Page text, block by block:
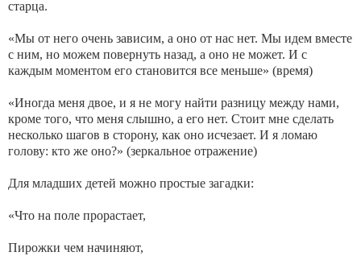
старца.
«Мы от него очень зависим, а оно от нас нет. Мы идем вместе
с ним, но можем повернуть назад, а оно не может. И с
каждым моментом его становится все меньше» (время)
«Иногда меня двое, и я не могу найти разницу между нами,
кроме того, что меня слышно, а его нет. Стоит мне сделать
несколько шагов в сторону, как оно исчезает. И я ломаю
голову: кто же оно?» (зеркальное отражение)
Для младших детей можно простые загадки:
«Что на поле прорастает,
Пирожки чем начиняют,